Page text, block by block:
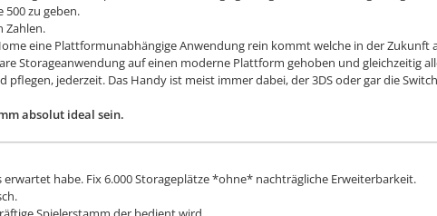
500 zu geben.
Zahlen.
eine Plattformunabhängige Anwendung rein kommt welche in der Zukunft
Storageanwendung auf einen moderne Plattform gehoben und gleichzeitig
jederzeit. Das Handy ist meist immer dabei, der 3DS oder gar die
absolut ideal sein.
habe. Fix 6.000 Storageplätze *ohne* nachträgliche Erweiterbarkeit.